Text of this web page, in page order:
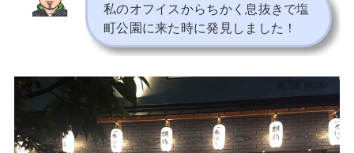
私のオフイスからちかく息抜きで塩
町公園に来た時に発見しました！